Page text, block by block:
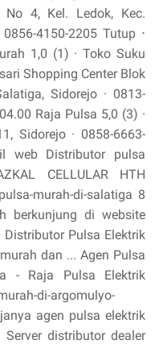
4, Kel. Ledok, Kec.
4150-2205 Tutup ⋅
1,0 (1) · Toko Suku
Shopping Center Blok
Sidorejo · 0813-
Raja Pulsa 5,0 (3) ·
Sidorejo · 0858-6663-
web Distributor pulsa
CELLULAR HTH
murah-di-salatiga 8
berkunjung di website
Distributor Pulsa Elektrik
dan ... Agen Pulsa
- Raja Pulsa Elektrik
di-argomulyo-
agen pulsa elektrik
distributor dealer